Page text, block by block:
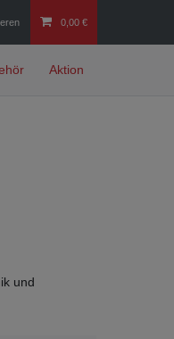
0,00 €
Aktion
und